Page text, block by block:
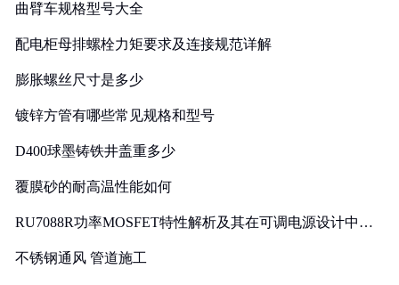
曲臂车规格型号大全
配电柜母排螺栓力矩要求及连接规范详解
膨胀螺丝尺寸是多少
镀锌方管有哪些常见规格和型号
D400球墨铸铁井盖重多少
覆膜砂的耐高温性能如何
RU7088R功率MOSFET特性解析及其在可调电源设计中的
不锈钢通风 管道施工